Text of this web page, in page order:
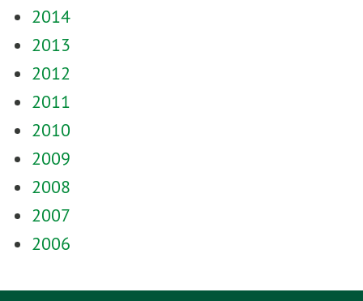
2014
2013
2012
2011
2010
2009
2008
2007
2006